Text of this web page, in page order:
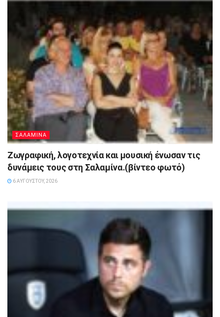
ΣΑΛΑΜΙΝΑ
Ζωγραφική, λογοτεχνία και μουσική ένωσαν τις
δυνάμεις τους στη Σαλαμίνα.(βίντεο φωτό)
6 ΑΥΓΟΎΣΤΟΥ, 2026